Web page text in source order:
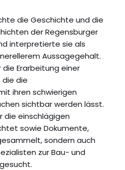
die Geschichte und die
der Regensburger
interpretierte sie als
Aussagegehalt.
die Erarbeitung einer
die die
ihren schwierigen
sichtbar werden lässt.
die einschlägigen
sowie Dokumente,
sondern auch
zur Bau- und